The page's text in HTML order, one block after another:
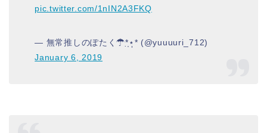
pic.twitter.com/1nIN2A3FKQ
— 無常推しのぽたく☂︎*̣̩⋆̩* (@yuuuuri_712)
January 6, 2019